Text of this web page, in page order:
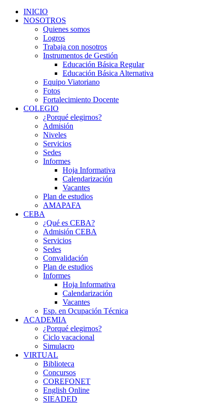
INICIO
NOSOTROS
Quienes somos
Logros
Trabaja con nosotros
Instrumentos de Gestión
Educación Básica Regular
Educación Básica Alternativa
Equipo Viatoriano
Fotos
Fortalecimiento Docente
COLEGIO
¿Porqué elegirnos?
Admisión
Niveles
Servicios
Sedes
Informes
Hoja Informativa
Calendarización
Vacantes
Plan de estudios
AMAPAFA
CEBA
¿Qué es CEBA?
Admisión CEBA
Servicios
Sedes
Convalidación
Plan de estudios
Informes
Hoja Informativa
Calendarización
Vacantes
Esp. en Ocupación Técnica
ACADEMIA
¿Porqué elegirnos?
Ciclo vacacional
Simulacro
VIRTUAL
Biblioteca
Concursos
COREFONET
English Online
SIEADED